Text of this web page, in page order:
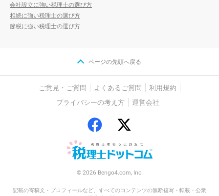
会社設立に強い税理士の選び方
相続に強い税理士の選び方
節税に強い税理士の選び方
ページの先頭へ戻る
ご意見・ご質問 よくあるご質問
利用規約
プライバシーの考え方
運営会社
© 2026 Bengo4.com, Inc.
記載の寄稿文・プロフィールなど、すべてのコンテンツの無断複写・転載・公衆